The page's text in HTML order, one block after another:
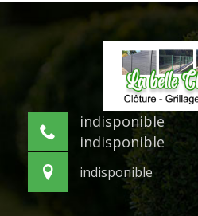
indisponible
indisponible
indisponible